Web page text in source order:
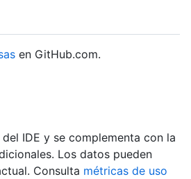
en GitHub.com.
IDE y se complementa con la
Los datos pueden
Consulta métricas de uso